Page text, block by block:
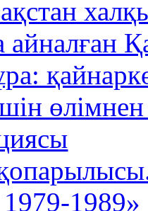
айналған
1989»